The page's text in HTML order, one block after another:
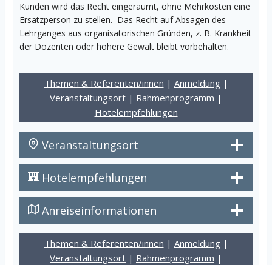
Kunden wird das Recht eingeräumt, ohne Mehrkosten eine
Ersatzperson zu stellen. Das Recht auf Absagen des
Lehrganges aus organisatorischen Gründen, z. B. Krankheit
der Dozenten oder höhere Gewalt bleibt vorbehalten.
Themen & Referenten/innen | Anmeldung|
Veranstaltungsort | Rahmenprogramm |
Hotelempfehlungen
Veranstaltungsort
Hotelempfehlungen
Anreiseinformationen
Themen & Referenten/innen | Anmeldung|
Veranstaltungsort | Rahmenprogramm |